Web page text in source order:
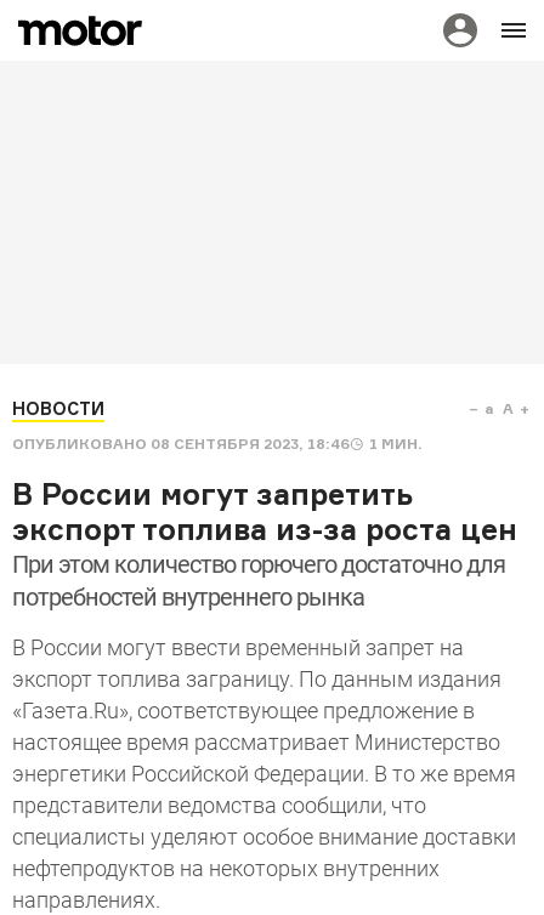
НОВОСТИ
ОПУБЛИКОВАНО 08 СЕНТЯБРЯ 2023, 18:46 1 МИН.
a A
В России могут запретить
экспорт топлива из-за роста цен
При этом количество горючего достаточно для
потребностей внутреннего рынка
В России могут ввести временный запрет на
экспорт топлива заграницу. По данным издания
«Газета.Ru», соответствующее предложение в
настоящее время рассматривает Министерство
энергетики Российской Федерации. В то же время
представители ведомства сообщили, что
специалисты уделяют особое внимание доставки
нефтепродуктов на некоторых внутренних
направлениях.